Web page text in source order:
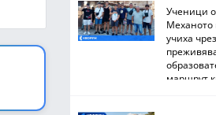
Ученици
Механото
учиха чрез
маршрут